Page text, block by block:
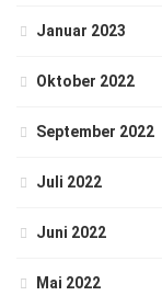
Januar 2023
Oktober 2022
September 2022
Juli 2022
Juni 2022
Mai 2022